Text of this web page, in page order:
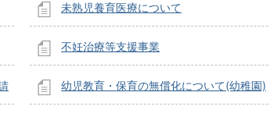
未熟児養育医療について
不妊治療等支援事業
幼児教育・保育の無償化について(幼稚園)